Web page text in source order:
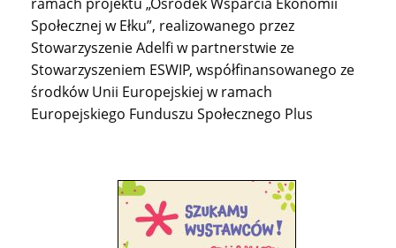
Społecznej w Ełku”, realizowanego przez
Stowarzyszenie Adelfi w partnerstwie ze
Stowarzyszeniem ESWIP, współfinansowanego ze
środków Unii Europejskiej w ramach
Europejskiego Funduszu Społecznego Plus